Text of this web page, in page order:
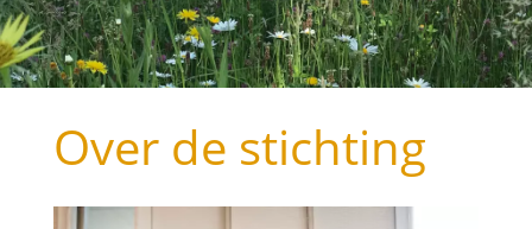
Over de stichting